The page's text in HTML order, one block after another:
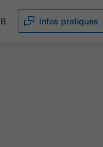
Infos pratiques